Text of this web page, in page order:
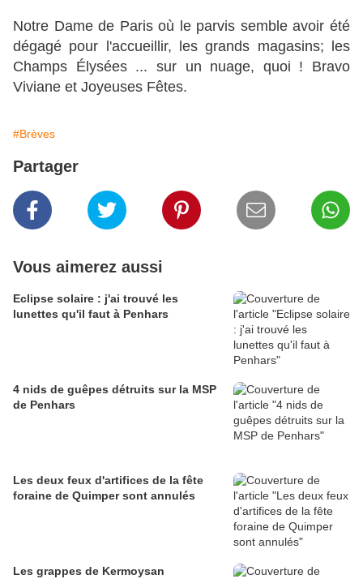
Notre Dame de Paris où le parvis semble avoir été
dégagé pour l'accueillir, les grands magasins; les
Champs Élysées ... sur un nuage, quoi ! Bravo
Viviane et Joyeuses Fêtes.
#Brèves
Partager
Vous aimerez aussi
Eclipse solaire : j'ai trouvé les
lunettes qu'il faut à Penhars
4 nids de guêpes détruits sur la MSP
de Penhars
Les deux feux d'artifices de la fête
foraine de Quimper sont annulés
Les grappes de Kermoysan